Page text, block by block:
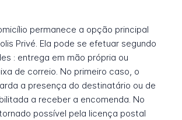
permanece a opção principal
Privé. Ela pode se efetuar segundo
: entrega em mão própria ou
de correio. No primeiro caso, o
a presença do destinatário ou de
a receber a encomenda. No
possível pela licença postal